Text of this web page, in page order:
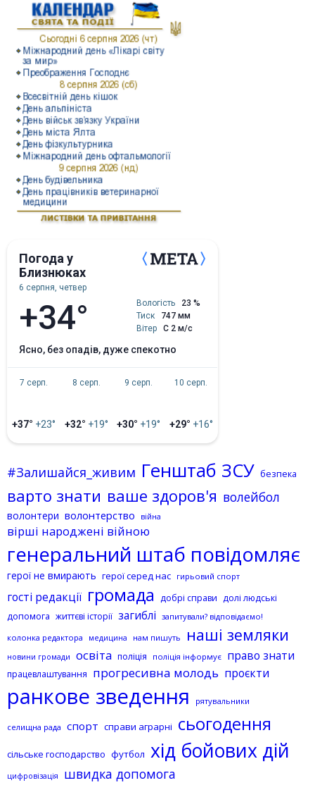
Погода у
Близнюках
6 серпня, четвер
+34° Вологість
23 %
Тиск
747 мм
Вітер
С 2 м/с
ясно, без опадів, дуже спекотно
7 серп.
+37° +23°
8 серп.
+32° +19°
9 серп.
+30° +19°
10 серп.
+29° +16°
#Залишайся_живим Генштаб ЗСУ безпека
варто знати ваше здоров'я волейбол
волонтери волонтерство війна
вірші народжені війною
генеральний штаб повідомляє
герої не вмирають герої серед нас гирьовий спорт
гості редакції громада добрі справи долі людські
допомога життєві історії загиблі запитували? відповідаємо!
колонка редактора
медицина нам пишуть наші земляки
новини громади освіта поліція поліція інформує право знати
працевлаштування прогресивна молодь проєкти
ранкове зведення рятувальники
селищна рада спорт справи аграрні сьогодення
сільське господарство футбол хід бойових дій
цифровізація швидка допомога